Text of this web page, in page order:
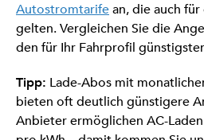
Autostromtarifean, die auch
gelten. Vergleichen Sie die
den für Ihr Fahrprofil
Tipp: Lade-Abos mit
bieten oft deutlich günstigere
Anbieter ermöglichen AC-